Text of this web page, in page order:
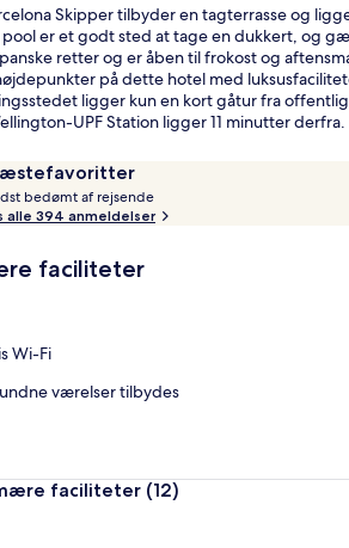
Skipper tilbyder en tagterrasse og
er et godt sted at tage en dukkert, og
retter og er åben til frokost og
på dette hotel med
ligger kun en kort gåtur fra
UPF Station ligger 11 minutter derfra.
bedømt af rejsende
e
ø
a
f
alle 394 anmeldelser
faciliteter
Wi-Fi
værelser tilbydes
faciliteter (12)